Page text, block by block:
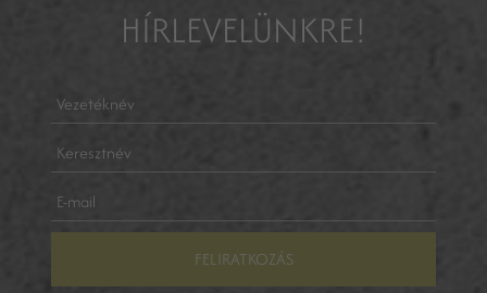
HÍRLEVELÜNKRE!
FELIRATKOZÁS